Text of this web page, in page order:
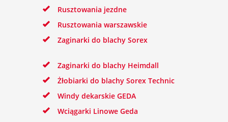
Rusztowania jezdne
Rusztowania warszawskie
Zaginarki do blachy Sorex
Zaginarki do blachy Heimdall
Żłobiarki do blachy Sorex Technic
Windy dekarskie GEDA
Wciągarki Linowe Geda